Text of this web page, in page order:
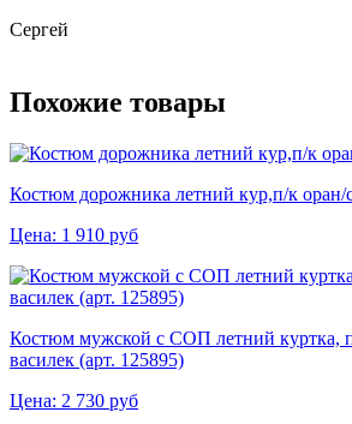
Сергей
Похожие товары
Костюм дорожника летний кур,п/к оран/
Цена: 1 910 руб
Костюм мужской с СОП летний куртка,
василек (арт. 125895)
Цена: 2 730 руб